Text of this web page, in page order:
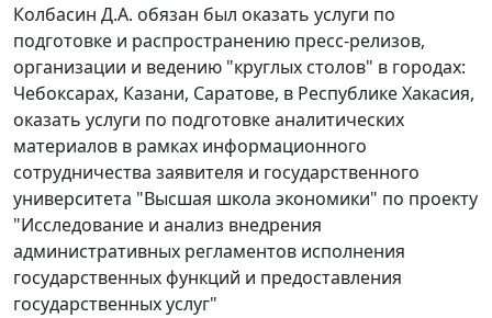
Колбасин Д.А. обязан был оказать услуги по
подготовке и распространению пресс-релизов,
организации и ведению "круглых столов" в городах:
Чебоксарах, Казани, Саратове, в Республике Хакасия,
оказать услуги по подготовке аналитических
материалов в рамках информационного
сотрудничества заявителя и государственного
университета "Высшая школа экономики" по проекту
"Исследование и анализ внедрения
административных регламентов исполнения
государственных функций и предоставления
государственных услуг"